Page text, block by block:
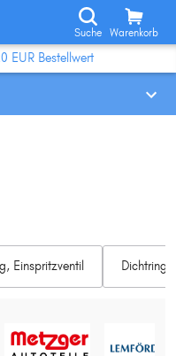
Suche Warenkorb
EUR Bestellwert
Einspritzventil